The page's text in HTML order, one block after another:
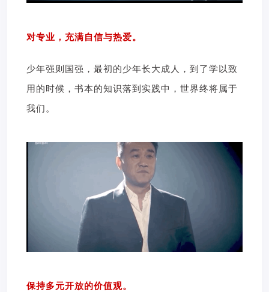
对专业，充满自信与热爱。
少年强则国强，最初的少年长大成人，到了学以致
用的时候，书本的知识落到实践中，世界终将属于
我们。
保持多元开放的价值观。